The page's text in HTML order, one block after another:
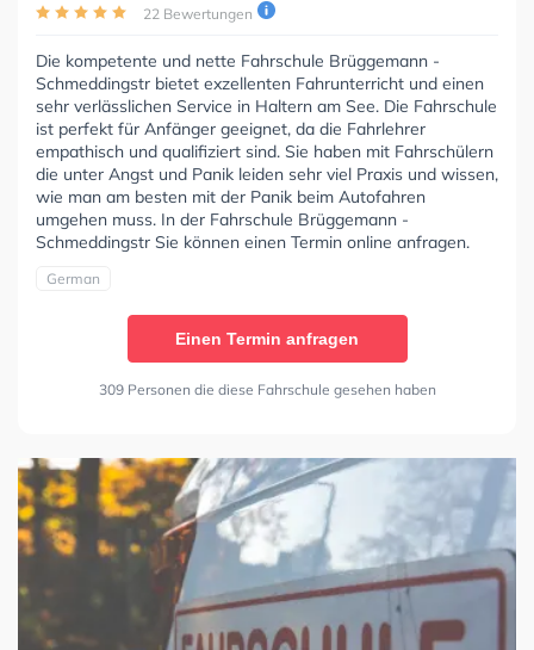
22 Bewertungen
Die kompetente und nette Fahrschule Brüggemann -
Schmeddingstr bietet exzellenten Fahrunterricht und einen
sehr verlässlichen Service in Haltern am See. Die Fahrschule
ist perfekt für Anfänger geeignet, da die Fahrlehrer
empathisch und qualifiziert sind. Sie haben mit Fahrschülern
die unter Angst und Panik leiden sehr viel Praxis und wissen,
wie man am besten mit der Panik beim Autofahren
umgehen muss. In der Fahrschule Brüggemann -
Schmeddingstr Sie können einen Termin online anfragen.
German
Einen Termin anfragen
309 Personen die diese Fahrschule gesehen haben